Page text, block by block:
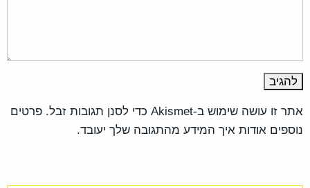
אתר זו עושה שימוש ב-Akismet כדי לסנן תגובות זבל.
פרטים
נוספים אודות איך המידע מהתגובה שלך יעובד.